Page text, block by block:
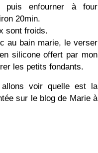
puis enfourner à four
20min.
sont froids.
au bain marie, le verser
silicone offert par mon
les petits fondants.
voir quelle est la
sur le blog de Marie à